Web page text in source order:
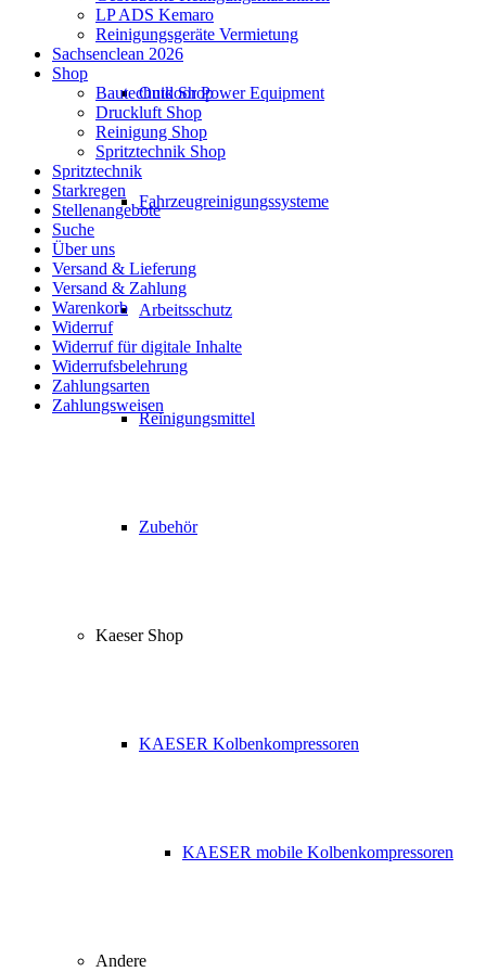
Outdoor Power Equipment
Fahrzeugreinigungssysteme
Arbeitsschutz
Reinigungsmittel
Zubehör
Kaeser Shop
KAESER Kolbenkompressoren
KAESER mobile Kolbenkompressoren
Andere
LP ADS Kemaro
Reinigungsgeräte Vermietung
Sachsenclean 2026
Shop
Bautechnik Shop
Druckluft Shop
Reinigung Shop
Spritztechnik Shop
Spritztechnik
Starkregen
Stellenangebote
Suche
Über uns
Versand & Lieferung
Versand & Zahlung
Warenkorb
Widerruf
Widerruf für digitale Inhalte
Widerrufsbelehrung
Zahlungsarten
Zahlungsweisen